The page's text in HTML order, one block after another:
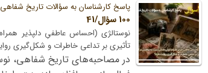
پاسخ کارشناسان به سؤالات تاریخ شفاهی
100 سؤال/41
نوستالژی (احساس عاطفیِ دلپذیر
تأثیری بر تداعی خاطرات و شکل‌گیری
در مصاحبه‌های تاریخ شفاهی،